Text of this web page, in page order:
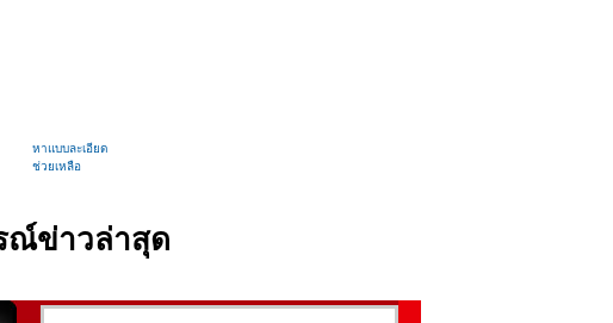
หาแบบละเอียด
ช่วยเหลือ
ณ์ข่าวล่าสุด